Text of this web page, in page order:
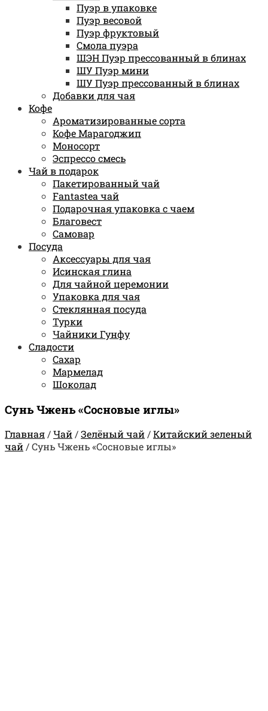
Пуэр в упаковке
Пуэр весовой
Пуэр фруктовый
Смола пуэра
ШЭН Пуэр прессованный в блинах
ШУ Пуэр мини
ШУ Пуэр прессованный в блинах
Добавки для чая
Кофе
Ароматизированные сорта
Кофе Марагоджип
Моносорт
Эспрессо смесь
Чай в подарок
Пакетированный чай
Fantastea чай
Подарочная упаковка с чаем
Благовест
Самовар
Посуда
Аксессуары для чая
Исинская глина
Для чайной церемонии
Упаковка для чая
Стеклянная посуда
Турки
Чайники Гунфу
Сладости
Сахар
Мармелад
Шоколад
Сунь Чжень «Сосновые иглы»
Главная/Чай/Зелёный чай/Китайский зеленый
чай/Сунь Чжень «Сосновые иглы»